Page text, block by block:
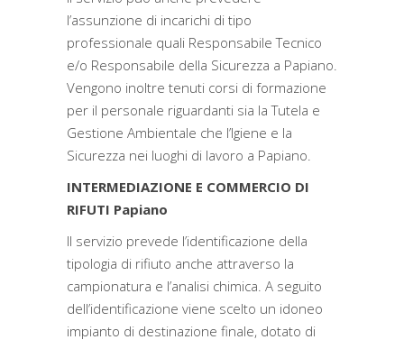
l’assunzione di incarichi di tipo
professionale quali Responsabile Tecnico
e/o Responsabile della Sicurezza a Papiano.
Vengono inoltre tenuti corsi di formazione
per il personale riguardanti sia la Tutela e
Gestione Ambientale che l’Igiene e la
Sicurezza nei luoghi di lavoro a Papiano.
INTERMEDIAZIONE E COMMERCIO DI
RIFUTI Papiano
Il servizio prevede l’identificazione della
tipologia di rifiuto anche attraverso la
campionatura e l’analisi chimica. A seguito
dell’identificazione viene scelto un idoneo
impianto di destinazione finale, dotato di